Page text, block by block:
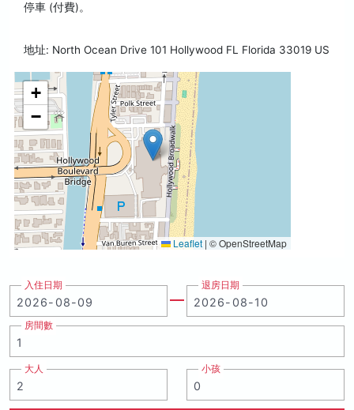
停車 (付費)。
地址: North Ocean Drive 101 Hollywood FL Florida 33019 US
+
−
Leaflet | © OpenStreetMap
入住日期 退房日期
房間數
大人 小孩